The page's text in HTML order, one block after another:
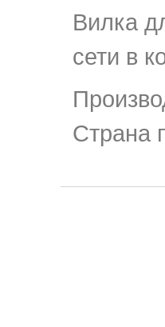
Вилка
сети в
Страна